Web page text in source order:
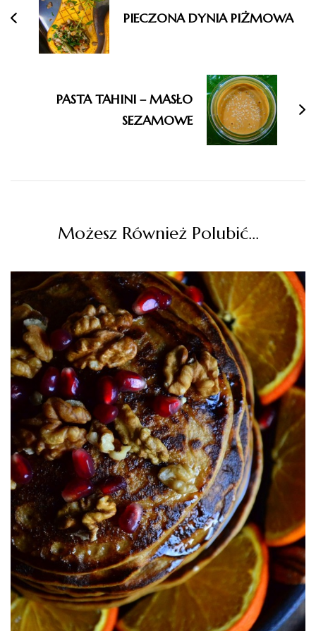
PIECZONA DYNIA PIŻMOWA
PASTA TAHINI – MASŁO
SEZAMOWE
Możesz Również Polubić…